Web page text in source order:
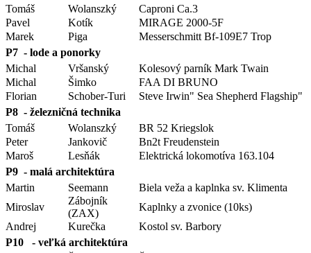
Tomáš
Wolanszký
Caproni Ca.3
Pavel
Kotík
MIRAGE 2000-5F
Marek
Piga
Messerschmitt Bf-109E7 Trop
P7 - lode a ponorky
Michal
Vršanský
Kolesový parník Mark Twain
Michal
Šimko
FAA DI BRUNO
Florian
Schober-Turi
Steve Irwin" Sea Shepherd Flagship"
P8 - železničná technika
Tomáš
Wolanszký
BR 52 Kriegslok
Peter
Jankovič
Bn2t Freudenstein
Maroš
Lesňák
Elektrická lokomotíva 163.104
P9 - malá architektúra
Martin
Seemann
Biela veža a kaplnka sv. Klimenta
Miroslav
Zábojník
(ZAX)
Kaplnky a zvonice (10ks)
Andrej
Kurečka
Kostol sv. Barbory
P10 - veľká architektúra